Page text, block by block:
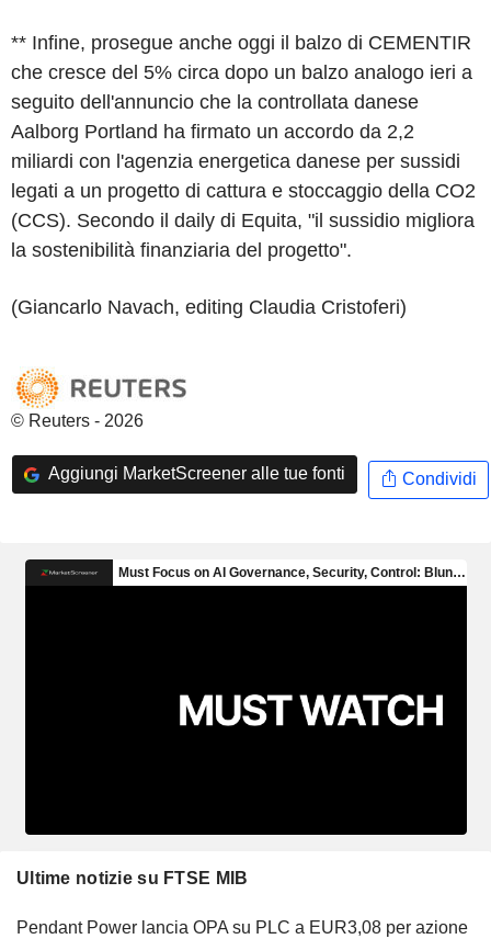
** Infine, prosegue anche oggi il balzo di CEMENTIR
che cresce del 5% circa dopo un balzo analogo ieri a
seguito dell'annuncio che la controllata danese
Aalborg Portland ha firmato un accordo da 2,2
miliardi con l'agenzia energetica danese per sussidi
legati a un progetto di cattura e stoccaggio della CO2
(CCS). Secondo il daily di Equita, "il sussidio migliora
la sostenibilità finanziaria del progetto".
(Giancarlo Navach, editing Claudia Cristoferi)
© Reuters - 2026
Aggiungi MarketScreener alle tue fonti Condividi
Ultime notizie su FTSE MIB
Pendant Power lancia OPA su PLC a EUR3,08 per azione